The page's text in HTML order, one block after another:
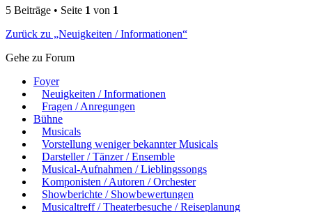
5 Beiträge • Seite 1 von 1
Zurück zu „Neuigkeiten / Informationen“
Gehe zu Forum
Foyer
Neuigkeiten / Informationen
Fragen / Anregungen
Bühne
Musicals
Vorstellung weniger bekannter Musicals
Darsteller / Tänzer / Ensemble
Musical-Aufnahmen / Lieblingssongs
Komponisten / Autoren / Orchester
Showberichte / Showbewertungen
Musicaltreff / Theaterbesuche / Reiseplanung